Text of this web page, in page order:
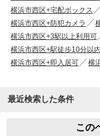
横浜市西区+宅配ボックス
横浜市西区+防犯カメラ
横浜市西区+3駅以上利用可
横浜市西区+駅徒歩10分以内
横浜市西区+即入居可
横
最近検索した条件
この